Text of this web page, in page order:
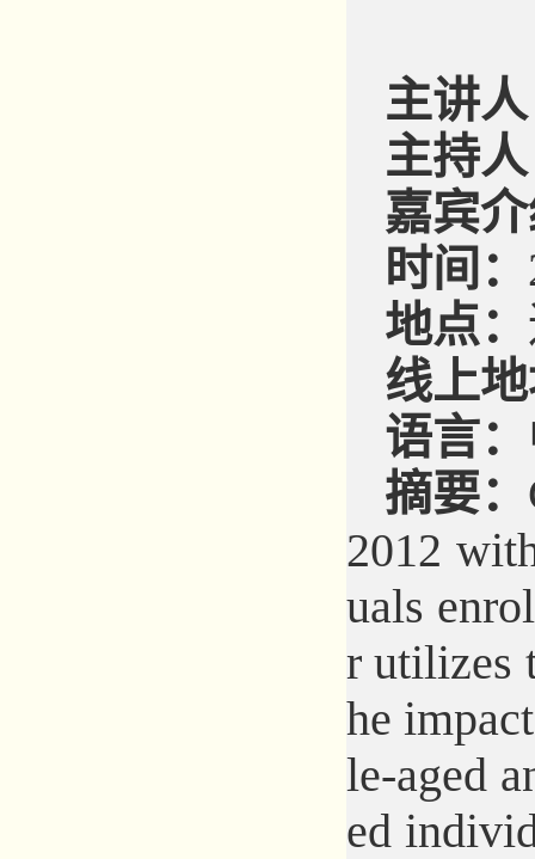
主讲
主持
嘉宾
时间：
地点：
线上
语言：
摘要：
2012
uals
r utilizes
he
le-aged
ed